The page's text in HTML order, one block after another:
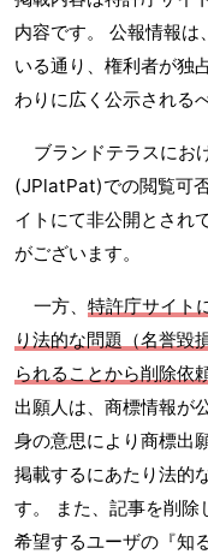
内容です。 公報情報は
いる通り、権利者が独
わりに広く公示される
ブランドテラスにお
(JPlatPat)での閲覧可
イトにて非公開とされ
がございます。
一方、 特許庁サイト
り法的な問題（名誉毀
られることから削除依
出願人は、商標情報が
身の意思により商標出
掲載するにあたり法的
す。 また、記事を削除
希望するユーザの『知